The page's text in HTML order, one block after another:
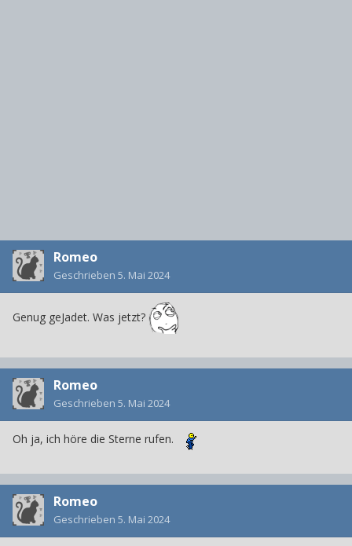
Romeo
Geschrieben 5. Mai 2024
Genug geJadet. Was jetzt?
Romeo
Geschrieben 5. Mai 2024
Oh ja, ich höre die Sterne rufen.
Romeo
Geschrieben 5. Mai 2024